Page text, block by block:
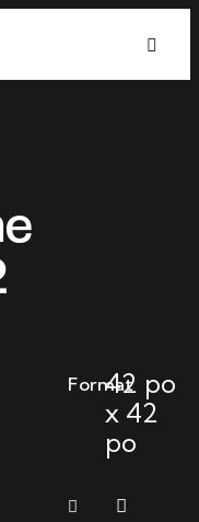
Format42 po
x 42
po